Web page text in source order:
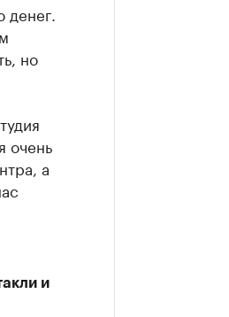
но
очень
а
и